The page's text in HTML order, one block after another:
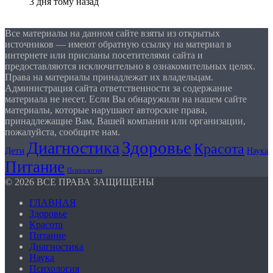
Все материалы на данном сайте взяты из открытых
источников — имеют обратную ссылку на материал в
интернете или присланы посетителями сайта и
предоставляются исключительно в ознакомительных целях.
Права на материалы принадлежат их владельцам.
Администрация сайта ответственности за содержание
материала не несет. Если Вы обнаружили на нашем сайте
материалы, которые нарушают авторские права,
принадлежащие Вам, Вашей компании или организации,
пожалуйста, сообщите нам.
Дети ДиагностикаЗдоровьеКрасота Наука
Питание Психология
© 2026 ВСЕ ПРАВА ЗАЩИЩЕНЫ
ГЛАВНАЯ
Здоровье
Красота
Питание
Диагностика
Наука
Психология